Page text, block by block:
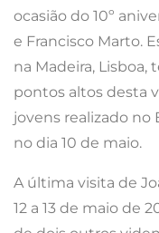
ocasião do 10º
e Francisco Marto.
na Madeira, Lisboa,
pontos altos desta
jovens realizado no
no dia 10 de maio.
A última visita de
12 a 13 de maio de